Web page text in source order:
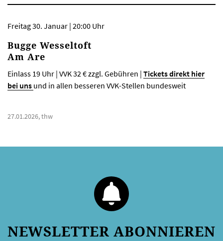
Freitag 30. Januar | 20:00 Uhr
Bugge Wesseltoft
Am Are
Einlass 19 Uhr | VVK 32 € zzgl. Gebühren | Tickets direkt hier
bei uns und in allen besseren VVK-Stellen bundesweit
27.01.2026, thw
NEWSLETTER ABONNIEREN